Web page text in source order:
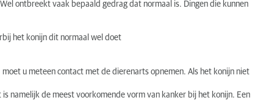
ontbreekt vaak bepaald gedrag dat normaal is. Dingen die kunnen
het konijn dit normaal wel doet
u meteen contact met de dierenarts opnemen. Als het konijn niet
namelijk de meest voorkomende vorm van kanker bij het konijn. Een